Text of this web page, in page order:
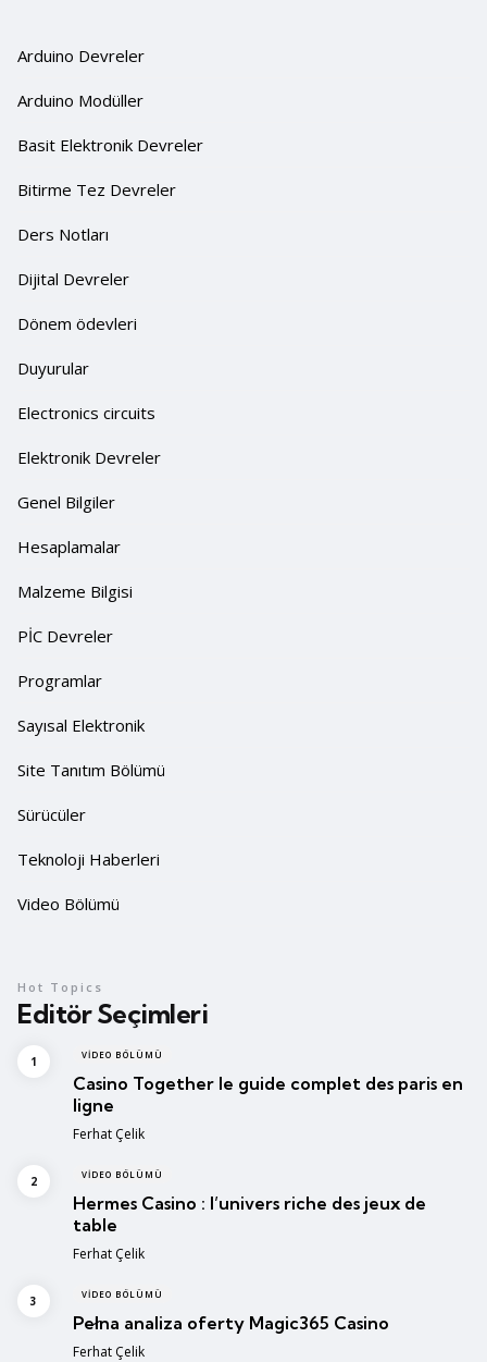
Arduino Devreler
Arduino Modüller
Basit Elektronik Devreler
Bitirme Tez Devreler
Ders Notları
Dijital Devreler
Dönem ödevleri
Duyurular
Electronics circuits
Elektronik Devreler
Genel Bilgiler
Hesaplamalar
Malzeme Bilgisi
PİC Devreler
Programlar
Sayısal Elektronik
Site Tanıtım Bölümü
Sürücüler
Teknoloji Haberleri
Video Bölümü
Editör Seçimleri
Hot Topics
VIDEO BÖLÜMÜ
Casino Together le guide complet des paris en
ligne
Posted
Ferhat Çelik
VIDEO BÖLÜMÜ
Hermes Casino : l’univers riche des jeux de
table
Posted
Ferhat Çelik
VIDEO BÖLÜMÜ
Pełna analiza oferty Magic365 Casino
Posted
Ferhat Çelik